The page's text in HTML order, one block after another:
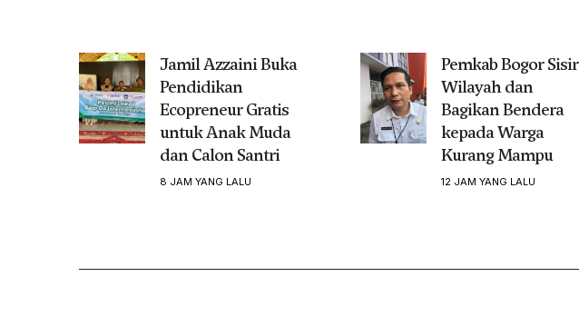
Jamil Azzaini Buka
Pendidikan
Ecopreneur Gratis
untuk Anak Muda
dan Calon Santri
8 JAM YANG LALU
Pemkab Bogor Sisir
Wilayah dan
Bagikan Bendera
kepada Warga
Kurang Mampu
12 JAM YANG LALU